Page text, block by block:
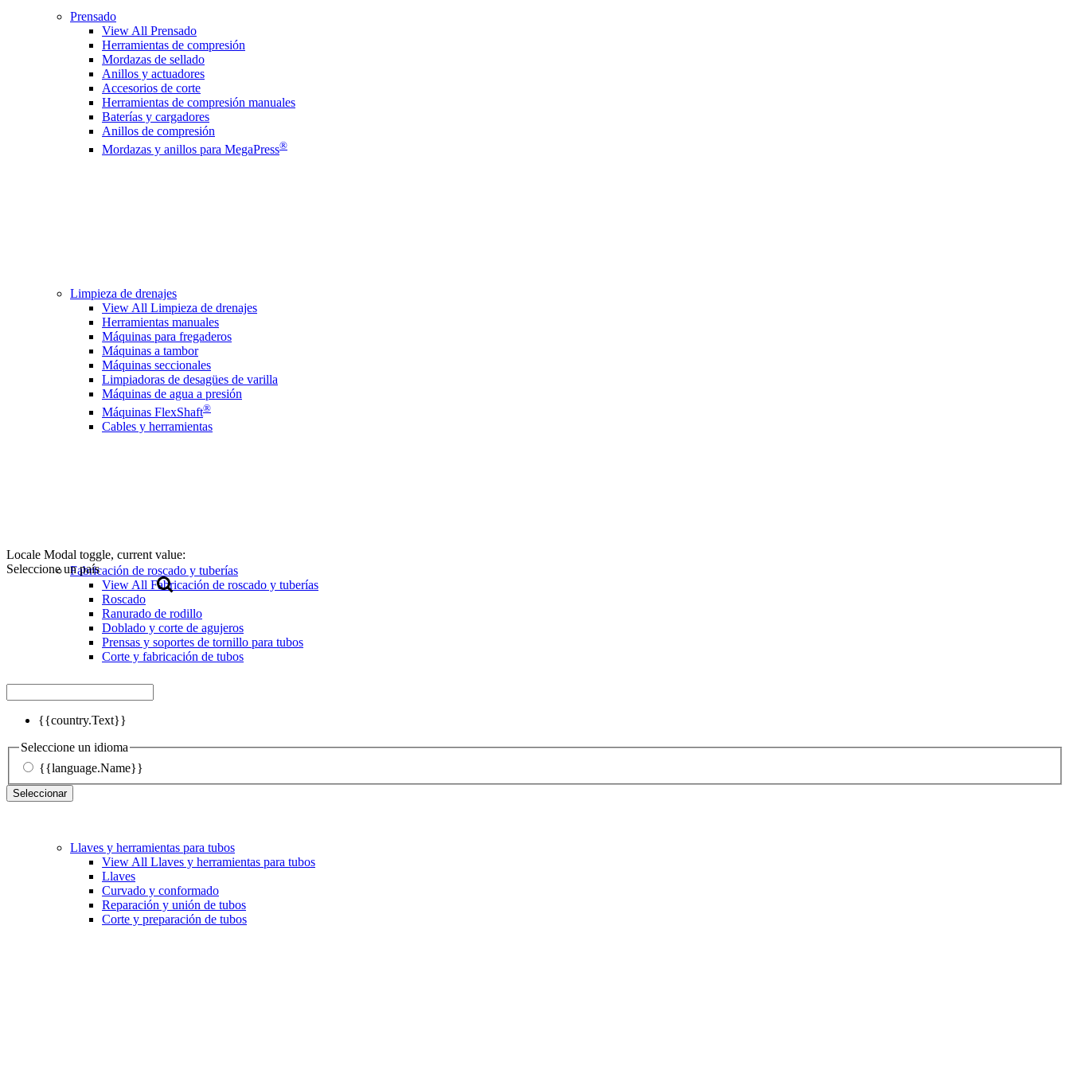
Locale Modal toggle, current value:
Seleccione un país
{{country.Text}}
Seleccione un idioma
{{language.Name}}
Seleccionar
Prensado
View All Prensado
Herramientas de compresión
Mordazas de sellado
Anillos y actuadores
Accesorios de corte
Herramientas de compresión manuales
Baterías y cargadores
Anillos de compresión
Mordazas y anillos para MegaPress®
Limpieza de drenajes
View All Limpieza de drenajes
Herramientas manuales
Máquinas para fregaderos
Máquinas a tambor
Máquinas seccionales
Limpiadoras de desagües de varilla
Máquinas de agua a presión
Máquinas FlexShaft®
Cables y herramientas
Fabricación de roscado y tuberías
View All Fabricación de roscado y tuberías
Roscado
Ranurado de rodillo
Doblado y corte de agujeros
Prensas y soportes de tornillo para tubos
Corte y fabricación de tubos
Llaves y herramientas para tubos
View All Llaves y herramientas para tubos
Llaves
Curvado y conformado
Reparación y unión de tubos
Corte y preparación de tubos